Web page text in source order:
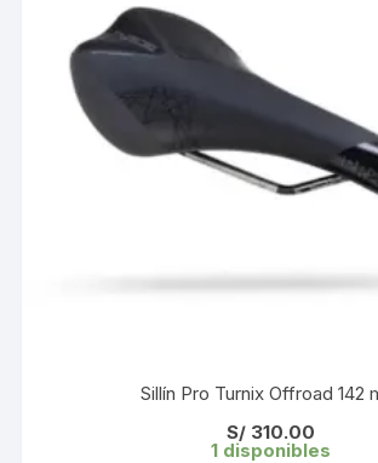
Sillín Pro Turnix Offroad 142
S/ 310.00
1 disponibles